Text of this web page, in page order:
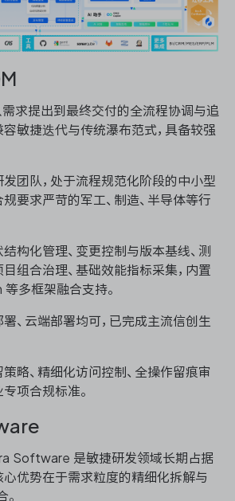
求提出到最终交付的全流程协调与追
容敏捷迭代与传统瀑布范式，具备较强
发团队，处于流程规范化阶段的中小型
要求严苛的军工、制造、半导体等行
构化管理、变更控制与版本基线、测
组合治理、基础效能指标采集，内置
等多框架融合支持。
、云端部署均可，已完成主流信创生
略、精细化访问控制、全操作留痕审
项合规标准。
Software 是敏捷研发领域长期占据
心优势在于需求粒度的精细化拆解与